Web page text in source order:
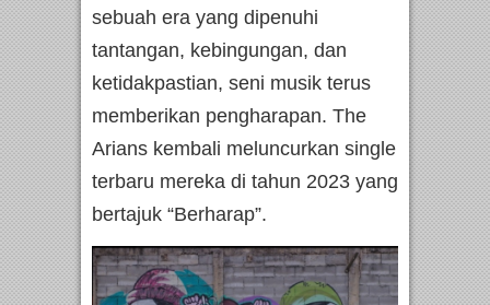
sebuah era yang dipenuhi
tantangan, kebingungan, dan
ketidakpastian, seni musik terus
memberikan pengharapan. The
Arians kembali meluncurkan single
terbaru mereka di tahun 2023 yang
bertajuk “Berharap”.